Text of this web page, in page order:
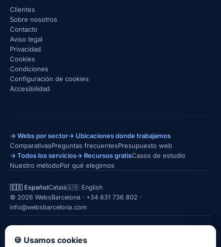
Clientes
Sobre nosotros
Contacto
Aviso legal
Privacidad
Cookies
Condiciones
Configuración de cookies
Accesibilidad
→ Webs por sector→ Ubicaciones donde trabajamos
ComparativasPreguntas frecuentesPresupuesto web
→ Todos los servicios→ Recursos gratisCasos de estudio
Nuestro métodoPor qué elegirnos
🇪🇸 EspañolCatalà🇬🇧 English
© 2026 WebsBarcelona · +34 631 736 802 ·
info@websbarcelona.com
★★★★★5,0 · 26 reseñas en GoogleLinkedInInstagram
Quién está detrás →
🍪 Usamos cookies